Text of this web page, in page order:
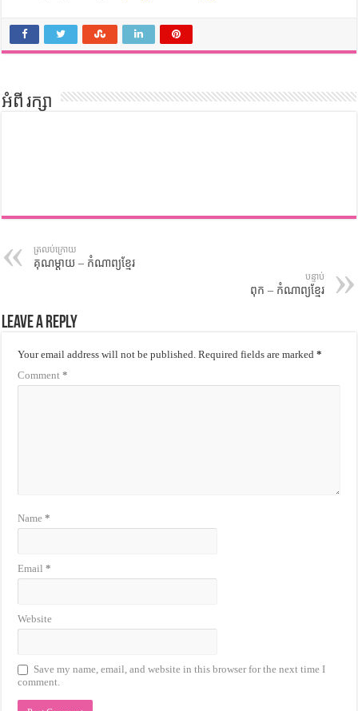
អំពី រក្សា
ត្រលប់ក្រោយ
គុណម្តាយ – កំណាព្យខ្មែរ
បន្ទាប់
ពុក – កំណាព្យខ្មែរ
Leave a Reply
Your email address will not be published. Required fields are marked*
Comment*
Name*
Email*
Website
Save my name, email, and website in this browser for the next time I
comment.